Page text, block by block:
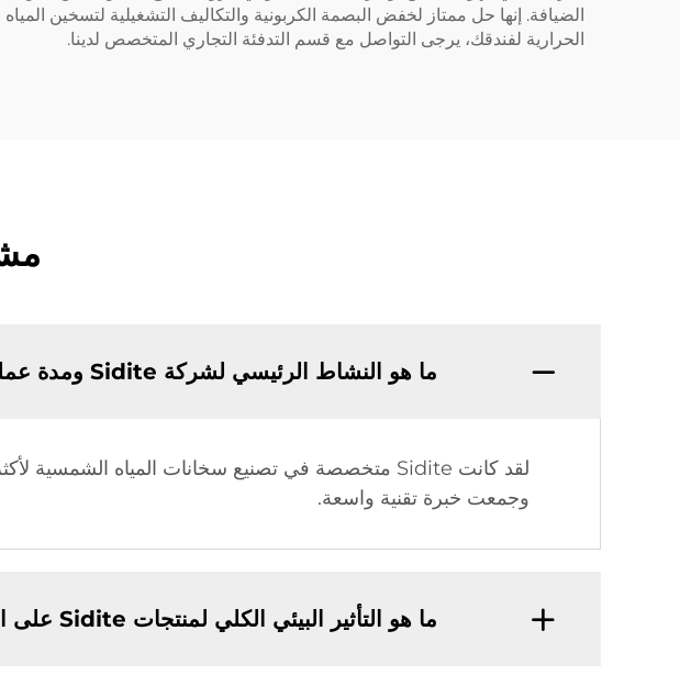
الضيافة. إنها حل ممتاز لخفض البصمة الكربونية والتكاليف التشغيلية لتسخين
الحرارية لفندقك، يرجى التواصل مع قسم التدفئة التجاري المتخصص لدينا.
ما هو النشاط الرئيسي لشركة Sidite ومدة عملها؟
وجمعت خبرة تقنية واسعة.
ما هو التأثير البيئي الكلي لمنتجات Sidite على المستوى العالمي؟